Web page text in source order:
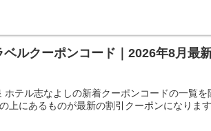
ルクーポンコード｜2026年8月最
テル志なよしの新着クーポンコードの一覧を
上にあるものが最新の割引クーポンになりま